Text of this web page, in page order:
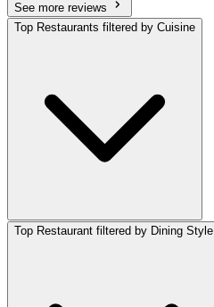
See more reviews
Top Restaurants filtered by Cuisine
Top Restaurant filtered by Dining Style